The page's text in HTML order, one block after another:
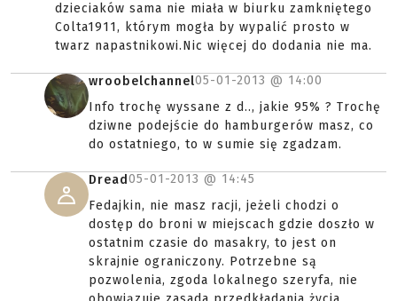
dzieciaków sama nie miała w biurku zamkniętego
Colta1911, którym mogła by wypalić prosto w
twarz napastnikowi.Nic więcej do dodania nie ma.
wroobelchannel05-01-2013 @ 14:00
Info trochę wyssane z d.., jakie 95% ? Trochę
dziwne podejście do hamburgerów masz, co
do ostatniego, to w sumie się zgadzam.
Dread05-01-2013 @ 14:45
Fedajkin, nie masz racji, jeżeli chodzi o
dostęp do broni w miejscach gdzie doszło w
ostatnim czasie do masakry, to jest on
skrajnie ograniczony. Potrzebne są
pozwolenia, zgoda lokalnego szeryfa, nie